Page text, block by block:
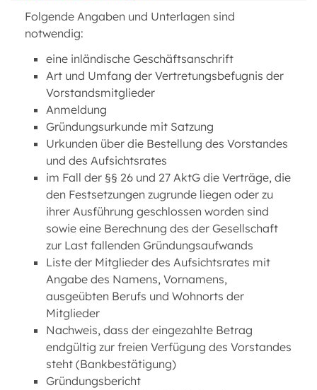
Folgende Angaben und Unterlagen sind
notwendig:
eine inländische Geschäftsanschrift
Art und Umfang der Vertretungsbefugnis der
Vorstandsmitglieder
Anmeldung
Gründungsurkunde mit Satzung
Urkunden über die Bestellung des Vorstandes
und des Aufsichtsrates
im Fall der §§ 26 und 27 AktG die Verträge, die
den Festsetzungen zugrunde liegen oder zu
ihrer Ausführung geschlossen worden sind
sowie eine Berechnung des der Gesellschaft
zur Last fallenden Gründungsaufwands
Liste der Mitglieder des Aufsichtsrates mit
Angabe des Namens, Vornamens,
ausgeübten Berufs und Wohnorts der
Mitglieder
Nachweis, dass der eingezahlte Betrag
endgültig zur freien Verfügung des Vorstandes
steht (Bankbestätigung)
Gründungsbericht